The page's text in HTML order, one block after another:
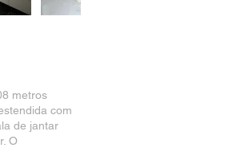
metros
com
de jantar
O